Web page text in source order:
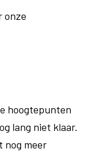
onze
hoogtepunten
lang niet klaar.
nog meer